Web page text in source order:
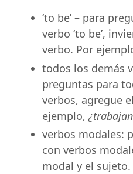
‘to be’ – para
verbo ‘to be’,
verbo. Por
todos los demás
preguntas para
verbos, agregue
ejemplo,
verbos modales:
con verbos
modal y el